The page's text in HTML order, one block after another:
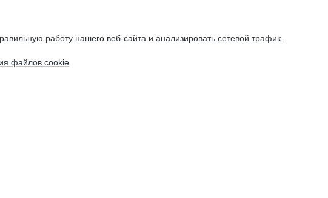
работу нашего веб-сайта и анализировать сетевой трафик.
файлов cookie